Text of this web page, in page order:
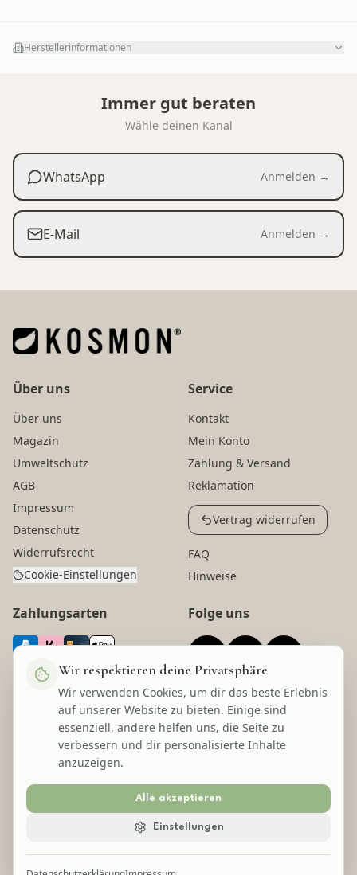
Wir respektieren deine Privatsphäre
Wir verwenden Cookies, um dir das beste Erlebnis
auf unserer Website zu bieten. Einige sind
essenziell, andere helfen uns, die Seite zu
verbessern und dir personalisierte Inhalte
anzuzeigen.
Alle akzeptieren
Einstellungen
Herstellerinformationen
Immer gut beraten
Wähle deinen Kanal
WhatsApp Anmelden →
E-Mail Anmelden →
Über uns
Über uns
Magazin
Umweltschutz
AGB
Impressum
Datenschutz
Widerrufsrecht
Cookie-Einstellungen
Service
Kontakt
Mein Konto
Zahlung & Versand
Reklamation
Vertrag widerrufen
FAQ
Hinweise
Zahlungsarten
Versandarten
Folge uns
Auszeichnungen
Lecom Handels GmbH
* Alle Preise inkl. gesetzl. Mehrwertsteuer zzgl. Versandkosten und ggf.